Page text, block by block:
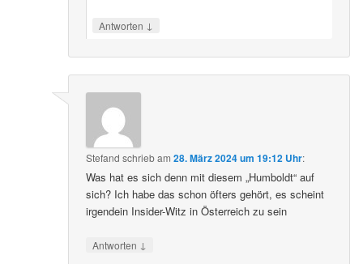
Antworten ↓
Stefand schriebam28. März 2024 um 19:12 Uhr:
Was hat es sich denn mit diesem „Humboldt“ auf
sich? Ich habe das schon öfters gehört, es scheint
irgendein Insider-Witz in Österreich zu sein
Antworten ↓